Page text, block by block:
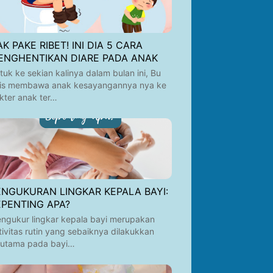
PAKE RIBET! INI DIA 5 CARA
DIARE PADA ANAK
ke sekian kalinya dalam bulan ini, Bu
membawa anak kesayangannya nya ke
anak ter…
LINGKAR KEPALA BAYI:
APA?
lingkar kepala bayi merupakan
rutin yang sebaiknya dilakukkan
pada bayi…